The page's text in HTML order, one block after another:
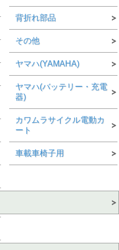
背折れ部品
その他
ヤマハ(YAMAHA)
ヤマハ(バッテリー・充電
器)
カワムラサイクル電動カ
ート
車載車椅子用